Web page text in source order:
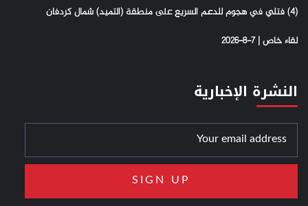
(4) فتلي في هجوم للدعم السريع على منطقة (التميد) شمال كردفان
لقاء خاص | 7-8-2026
النشرة الإخبارية